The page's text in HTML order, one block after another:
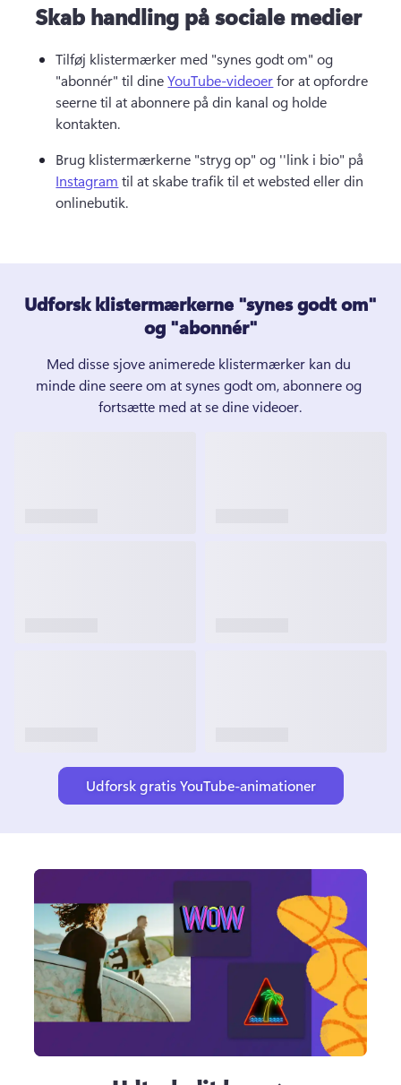
Skab handling på sociale medier
Tilføj klistermærker med "synes godt om" og
"abonnér" til dine YouTube-videoer for at opfordre
seerne til at abonnere på din kanal og holde
kontakten.
Brug klistermærkerne "stryg op" og ''link i bio" på
Instagram til at skabe trafik til et websted eller din
onlinebutik.
Udforsk klistermærkerne "synes godt om"
og "abonnér"
Med disse sjove animerede klistermærker kan du
minde dine seere om at synes godt om, abonnere og
fortsætte med at se dine videoer.
Udforsk gratis YouTube-animationer